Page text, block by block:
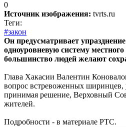
0
Источник изображения: tvrts.ru
Теги:
#закон
Он предусматривает
одноуровневую систему
большинство людей желают
Глава Хакасии Валентин
вопрос встревоженных ширинцев,
принимая решение, Верховный
жителей.
Подробности - в материале РТС.